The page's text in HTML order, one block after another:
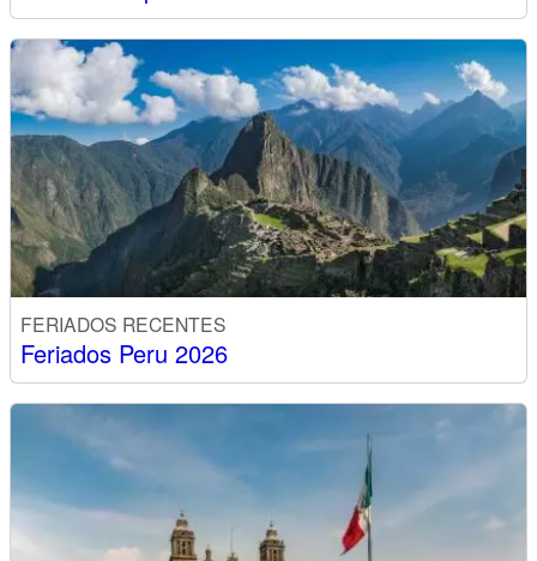
FERIADOS RECENTES
Feriados Peru 2026